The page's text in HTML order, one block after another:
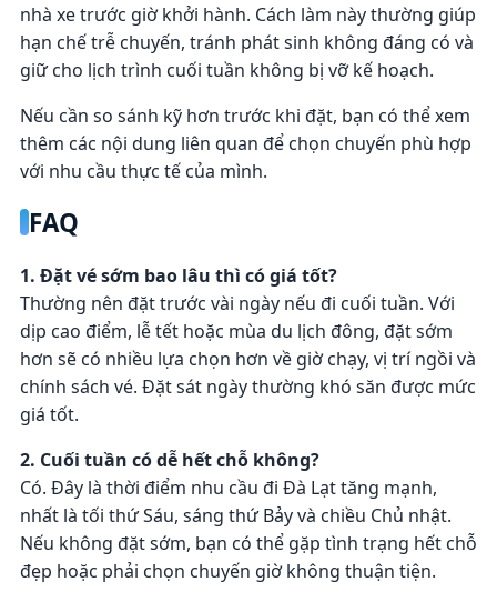
nhà xe trước giờ khởi hành. Cách làm này thường giúp
hạn chế trễ chuyến, tránh phát sinh không đáng có và
giữ cho lịch trình cuối tuần không bị vỡ kế hoạch.
Nếu cần so sánh kỹ hơn trước khi đặt, bạn có thể xem
thêm các nội dung liên quan để chọn chuyến phù hợp
với nhu cầu thực tế của mình.
FAQ
1. Đặt vé sớm bao lâu thì có giá tốt?
Thường nên đặt trước vài ngày nếu đi cuối tuần. Với
dịp cao điểm, lễ tết hoặc mùa du lịch đông, đặt sớm
hơn sẽ có nhiều lựa chọn hơn về giờ chạy, vị trí ngồi và
chính sách vé. Đặt sát ngày thường khó săn được mức
giá tốt.
2. Cuối tuần có dễ hết chỗ không?
Có. Đây là thời điểm nhu cầu đi Đà Lạt tăng mạnh,
nhất là tối thứ Sáu, sáng thứ Bảy và chiều Chủ nhật.
Nếu không đặt sớm, bạn có thể gặp tình trạng hết chỗ
đẹp hoặc phải chọn chuyến giờ không thuận tiện.